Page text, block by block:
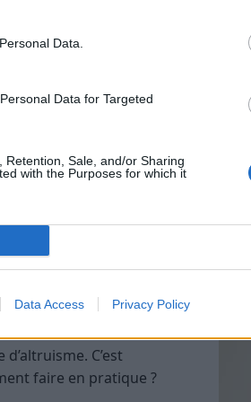
Data.
Data for Targeted
Sale, and/or Sharing
with the Purposes for which it
Data Access Privacy Policy
même après
envers les autres, parce
des corvées.
moments de détente
de nouvelles habitudes.
C’est
faire en pratique ?
les